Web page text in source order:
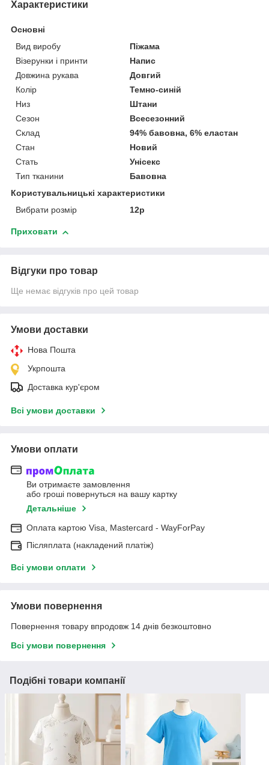
Характеристики
Основні
Вид виробу
Піжама
Візерунки і принти
Напис
Довжина рукава
Довгий
Колір
Темно-синій
Низ
Штани
Сезон
Всесезонний
Склад
94% бавовна, 6% еластан
Стан
Новий
Стать
Унісекс
Тип тканини
Бавовна
Користувальницькі характеристики
Вибрати розмір
12р
Приховати
Відгуки про товар
Ще немає відгуків про цей товар
Умови доставки
Нова Пошта
Укрпошта
Доставка кур'єром
Всі умови доставки
Умови оплати
Ви отримаєте замовлення
або гроші повернуться на вашу картку
Детальніше
Оплата картою Visa, Mastercard - WayForPay
Післяплата (накладений платіж)
Всі умови оплати
Умови повернення
Повернення товару впродовж 14 днів безкоштовно
Всі умови повернення
Подібні товари компанії